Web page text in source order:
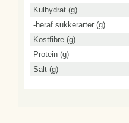
Kulhydrat (g)
-heraf sukkerarter (g)
Kostfibre (g)
Protein (g)
Salt (g)